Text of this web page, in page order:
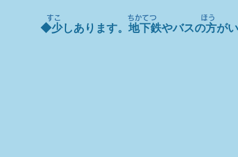
​◆少しあります。地下鉄やバスの方がい
​すこ ちかてつ ほう